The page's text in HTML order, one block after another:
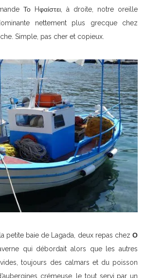
Το Hφαίστει, à droite, notre oreille
nettement plus grecque chez
Simple, pas cher et copieux.
petite baie de Lagada, deux repas chez Ο
qui débordait alors que les autres
toujours des calmars et du poisson
crémeuse, le tout servi par un